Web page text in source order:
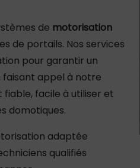
de motorisation
de portails. Nos services
pour garantir un
appel à notre
fiable, facile à utiliser et
domotiques.
adaptée
qualifiés